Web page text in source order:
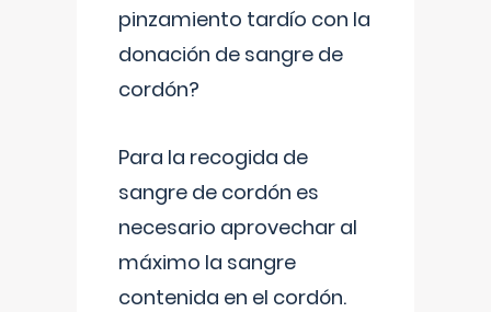
pinzamiento tardío con la
donación de sangre de
cordón?
Para la recogida de
sangre de cordón es
necesario aprovechar al
máximo la sangre
contenida en el cordón.